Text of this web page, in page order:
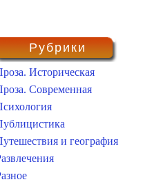
Рубрики
Историческая
Современная
и география